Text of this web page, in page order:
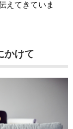
えてきていま
かけて